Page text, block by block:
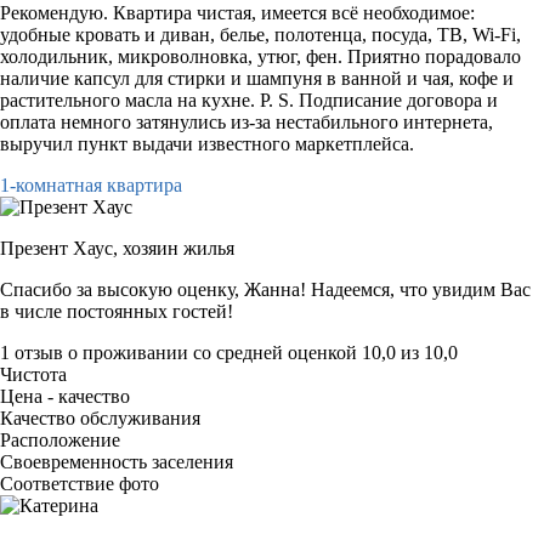
Рекомендую. Квартира чистая, имеется всё необходимое:
удобные кровать и диван, белье, полотенца, посуда, ТВ, Wi-Fi,
холодильник, микроволновка, утюг, фен. Приятно порадовало
наличие капсул для стирки и шампуня в ванной и чая, кофе и
растительного масла на кухне. Р. S. Подписание договора и
оплата немного затянулись из-за нестабильного интернета,
выручил пункт выдачи известного маркетплейса.
1-комнатная квартира
Презент Хаус, хозяин жилья
Спасибо за высокую оценку, Жанна! Надеемся, что увидим Вас
в числе постоянных гостей!
1 отзыв о проживании со средней оценкой 10,0 из 10,0
Чистота
Цена - качество
Качество обслуживания
Расположение
Своевременность заселения
Соответствие фото